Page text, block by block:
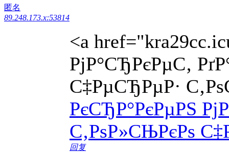
匿名
89.248.173.x:53814
<a
РјР°СЂРєРµС‚
С‡РµСЂРµР·
РєСЂР°РєРµРЅ
С‚РѕР»СЊРєРѕ
回复